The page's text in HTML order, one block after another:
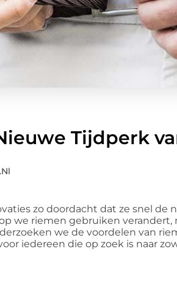
Tijdperk
zo doordacht dat ze snel de
we riemen gebruiken
we de voordelen van
iedereen die op zoek is naar